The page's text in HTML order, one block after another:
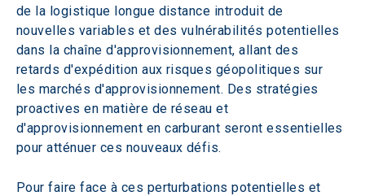
de la logistique longue distance introduit de
nouvelles variables et des vulnérabilités potentielles
dans la chaîne d'approvisionnement, allant des
retards d'expédition aux risques géopolitiques sur
les marchés d'approvisionnement. Des stratégies
proactives en matière de réseau et
d'approvisionnement en carburant seront essentielles
pour atténuer ces nouveaux défis.
Pour faire face à ces perturbations potentielles et